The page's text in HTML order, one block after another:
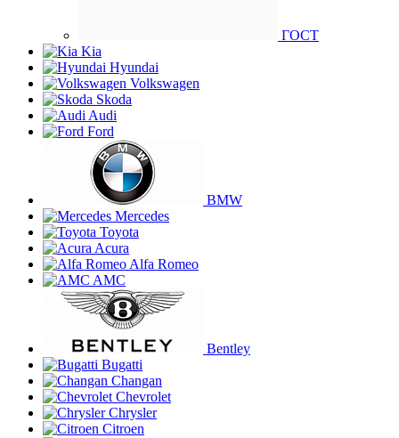
ГОСТ
Kia
Hyundai
Volkswagen
Skoda
Audi
Ford
BMW
Mercedes
Toyota
Acura
Alfa Romeo
AMC
Bentley
Bugatti
Changan
Chevrolet
Chrysler
Citroen